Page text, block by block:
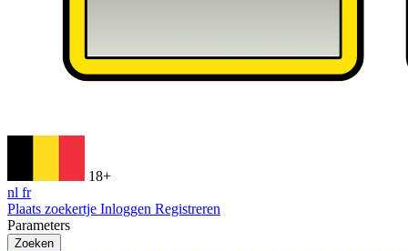
18+
nl fr
Plaats zoekertje Inloggen Registreren
Parameters
Zoeken